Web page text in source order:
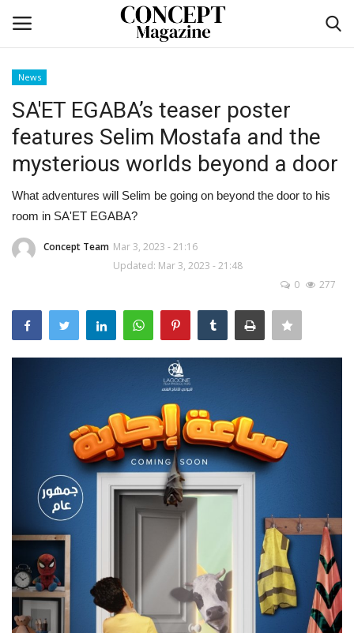
Home
Contact
CO Magazine List
Co feature
co feature
CO Magazine List
Co Magazine Team
Startups
Entrepreneurship
Real Estate
Egypt
News
SA'ET EGABA’s teaser poster
features Selim Mostafa and the
mysterious worlds beyond a door
What adventures will Selim be going on beyond the door to his
room in SA'ET EGABA?
Concept Team Mar 3, 2023 - 21:16
Updated: Mar 3, 2023 - 21:48
0
277